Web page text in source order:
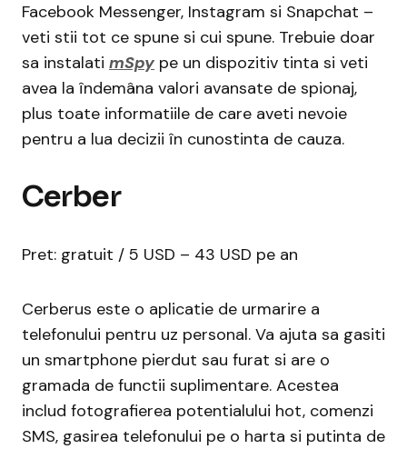
Facebook Messenger, Instagram si Snapchat –
veti stii tot ce spune si cui spune. Trebuie doar
sa instalati mSpy pe un dispozitiv tinta si veti
avea la îndemâna valori avansate de spionaj,
plus toate informatiile de care aveti nevoie
pentru a lua decizii în cunostinta de cauza.
Cerber
Pret: gratuit / 5 USD – 43 USD pe an
Cerberus este o aplicatie de urmarire a
telefonului pentru uz personal. Va ajuta sa gasiti
un smartphone pierdut sau furat si are o
gramada de functii suplimentare. Acestea
includ fotografierea potentialului hot, comenzi
SMS, gasirea telefonului pe o harta si putinta de